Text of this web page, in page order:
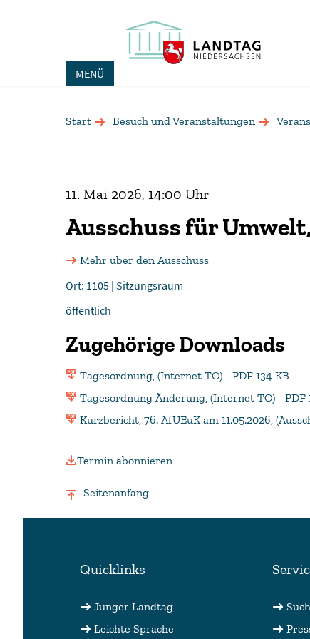
MENÜ
Start Besuch und Veranstaltungen
11. Mai 2026, 14:00 Uhr
Ausschuss für
Mehr über den Ausschuss
Ort: 1105 | Sitzungsraum
öffentlich
Zugehörige Downloads
Tagesordnung, (Internet TO) - PDF 134 KB
Tagesordnung Änderung, (Internet TO) - PDF
Kurzbericht, 76. AfUEuK am 11.05.2026,
Termin abonnieren
Seitenanfang
Quicklinks
Junger Landtag
Leichte Sprache